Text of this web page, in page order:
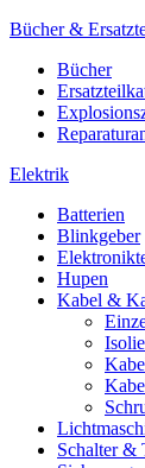
Bücher &
Bücher
Elektrik
Batterien
Blinkgeber
Hupen
Kabel &
Schalter &